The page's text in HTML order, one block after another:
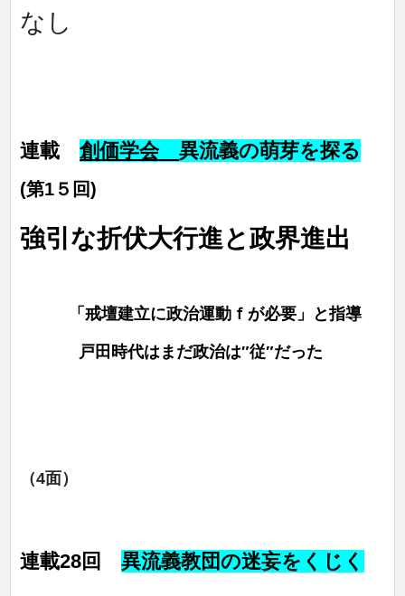
なし
連載創価学会異流義の萌芽を探る
(第1５回)
強引な折伏大行進と政界進出
「戒壇建立に政治運動ｆが必要」と指導
戸田時代はまだ政治は″従″だった
（4面）
連載28回異流義教団の迷妄をくじく